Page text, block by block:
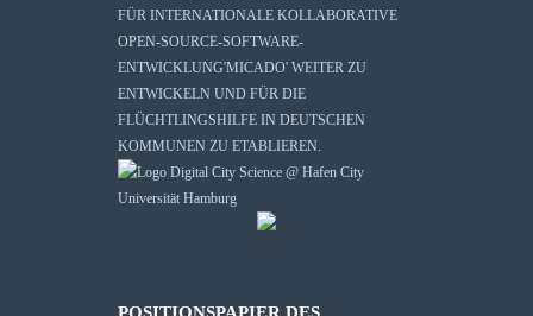
FÜR INTERNATIONALE KOLLABORATIVE
OPEN-SOURCE-SOFTWARE-
ENTWICKLUNG'MICADO' WEITER ZU
ENTWICKELN UND FÜR DIE
FLÜCHTLINGSHILFE IN DEUTSCHEN
KOMMUNEN ZU ETABLIEREN.